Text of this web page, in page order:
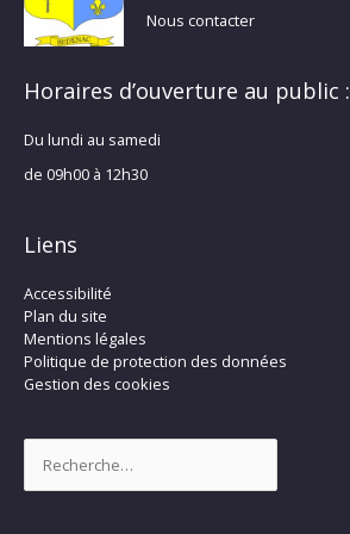
Nous contacter
Horaires d’ouverture au public :
Du lundi au samedi
de 09h00 à 12h30
Liens
Accessibilité
Plan du site
Mentions légales
Politique de protection des données
Gestion des cookies